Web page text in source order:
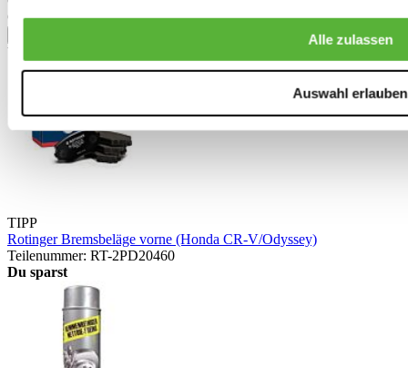
Alle zulassen
Auswahl erlauben
CR-V 2013-2016 2.2 i-DTEC AWD (RE6)
Verwandte Produkte
TIPP
Rotinger Bremsbeläge vorne (Honda CR-V/Odyssey)
Teilenummer: RT-2PD20460
Du sparst